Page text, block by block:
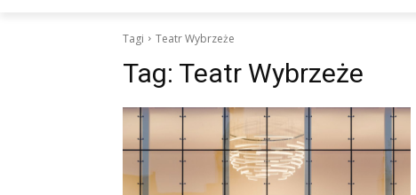
Tagi Teatr Wybrzeże
Tag: Teatr Wybrzeże